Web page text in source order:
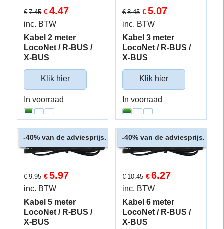
€ 7.45 € 4.47
inc. BTW
Kabel 2 meter
LocoNet / R-BUS /
X-BUS
Klik hier
In voorraad
€ 8.45 €5.07
inc. BTW
Kabel 3 meter
LocoNet / R-BUS /
X-BUS
Klik hier
In voorraad
-40% van de adviesprijs.
€ 9.95 € 5.97
inc. BTW
Kabel 5 meter
LocoNet / R-BUS /
X-BUS
-40% van de adviesprijs.
€ 10.45 €6.27
inc. BTW
Kabel 6 meter
LocoNet / R-BUS /
X-BUS